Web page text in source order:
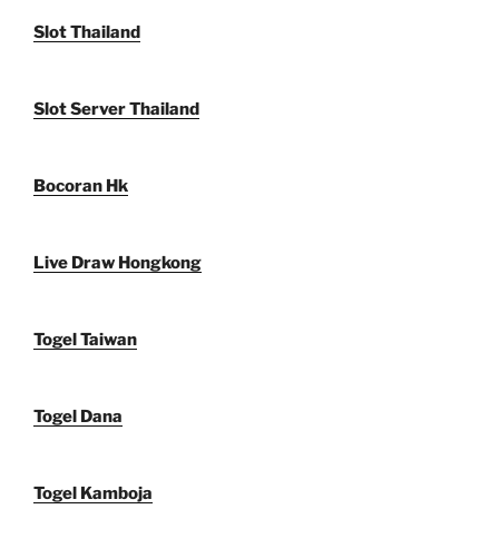
Slot Thailand
Slot Server Thailand
Bocoran Hk
Live Draw Hongkong
Togel Taiwan
Togel Dana
Togel Kamboja